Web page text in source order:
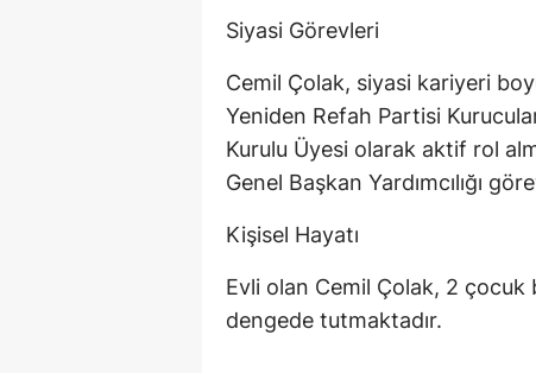
Siyasi Görevleri
Cemil Çolak, siyasi kariyeri
Yeniden Refah Partisi
Kurulu Üyesi olarak aktif rol
Genel Başkan Yardımcılığı
Kişisel Hayatı
Evli olan Cemil Çolak, 2 çocuk
dengede tutmaktadır.